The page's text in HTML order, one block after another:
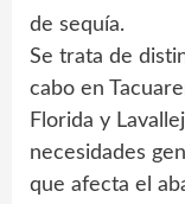
de sequía.
Se trata de
cabo en
Florida y
necesidades
que afecta el